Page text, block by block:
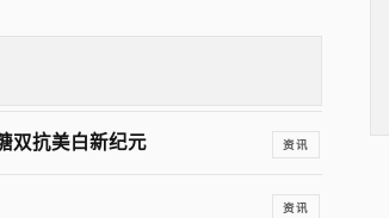
双抗美白新纪元 资讯
资讯